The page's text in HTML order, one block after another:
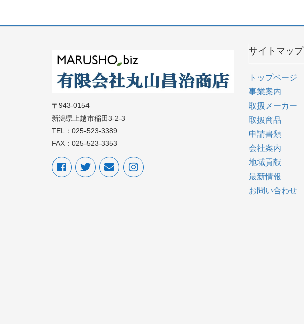
〒943-0154
新潟県上越市稲田3-2-3
TEL：025-523-3389
FAX：025-523-3353
サイトマップ
トップページ
事業案内
取扱メーカー
取扱商品
申請書類
会社案内
地域貢献
最新情報
お問い合わせ